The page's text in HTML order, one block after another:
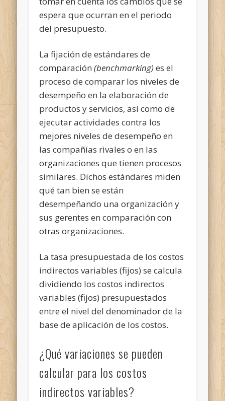
espera que ocurran en el periodo
del presupuesto.
La fijación de estándares de
comparación(benchmarking)es el
proceso de comparar los niveles de
desempeño en la elaboración de
productos y servicios, así como de
ejecutar actividades contra los
mejores niveles de desempeño en
las compañías rivales o en las
organizaciones que tienen procesos
similares. Dichos estándares miden
qué tan bien se están
desempeñando una organización y
sus gerentes en comparación con
otras organizaciones.
La tasa presupuestada de los costos
indirectos variables (fijos) se calcula
dividiendo los costos indirectos
variables (fijos) presupuestados
entre el nivel del denominador de la
base de aplicación de los costos.
¿Qué variaciones se pueden
calcular para los costos
indirectos variables?